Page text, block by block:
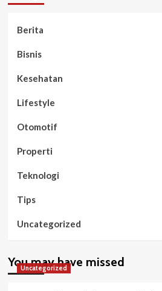
Berita
Bisnis
Kesehatan
Lifestyle
Otomotif
Properti
Teknologi
Tips
Uncategorized
You may have missed
Uncategorized